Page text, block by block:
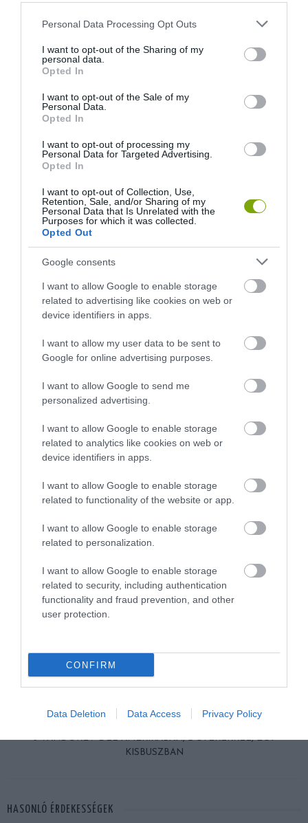
Please note that this website/app uses one or more Google
not limited to your visit or usage behaviour. You may click to
grant or deny consent to Google and its third-party tags to
use your data for below specified purposes in below Google
consent section.
Personal Data Processing Opt Outs
I want to opt-out of the Sharing of my
personal data.
Opted In
I want to opt-out of the Sale of my
Personal Data.
Opted In
I want to opt-out of processing my
Personal Data for Targeted Advertising.
Opted In
I want to opt-out of Collection, Use,
Retention, Sale, and/or Sharing of my
Personal Data that Is Unrelated with the
Purposes for which it was collected.
Opted Out
Google consents
I want to allow Google to enable storage
related to advertising like cookies on web or
device identifiers in apps.
I want to allow my user data to be sent to
Google for online advertising purposes.
I want to allow Google to send me
personalized advertising.
I want to allow Google to enable storage
related to analytics like cookies on web or
device identifiers in apps.
I want to allow Google to enable storage
related to functionality of the website or app.
I want to allow Google to enable storage
related to personalization.
I want to allow Google to enable storage
related to security, including authentication
functionality and fraud prevention, and other
user protection.
CONFIRM
Data Deletion Data Access Privacy Policy
ÉLD ÁT EGY TITOKZATOS ÉS VESZEDELMES DZSUNGELTÚRA
KALANDJAIT – EZÚTTAL A MOZIKBAN
KÖVETKEZŐ CIKK
5 VÁNDORÉV DÉL-AMERIKÁBAN, 2 GYEREKKEL, EGY
KISBUSZBAN
HASONLÓ ÉRDEKESSÉGEK